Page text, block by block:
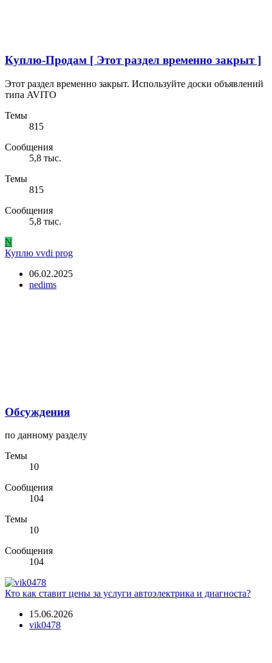
Куплю-Продам [ Этот раздел временно закрыт ]
Этот раздел временно закрыт. Используйте доски объявлений
типа AVITO
Темы
815
Сообщения
5,8 тыс.
Темы
815
Сообщения
5,8 тыс.
N
Куплю vvdi prog
06.02.2025
nedims
Обсуждения
по данному разделу
Темы
10
Сообщения
104
Темы
10
Сообщения
104
Кто как ставит цены за услуги автоэлектрика и диагноста?
15.06.2026
vik0478